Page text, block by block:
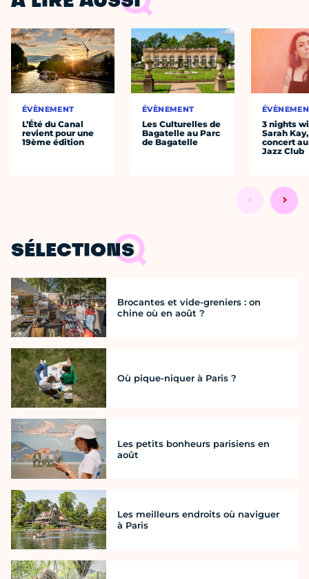
ÉVÈNEMENT
L’Été du Canal
revient pour une
19ème édition
ÉVÈNEMENT
Les Culturelles de
Bagatelle au Parc
de Bagatelle
3 nights
Sarah
concert
Jazz Club
SÉLECTIONS
Brocantes et vide-greniers : on
chine où en août ?
Où pique-niquer à Paris ?
Les petits bonheurs parisiens en
août
Les meilleurs endroits où naviguer
à Paris